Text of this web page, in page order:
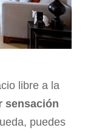
libre a la
sensación
puedes